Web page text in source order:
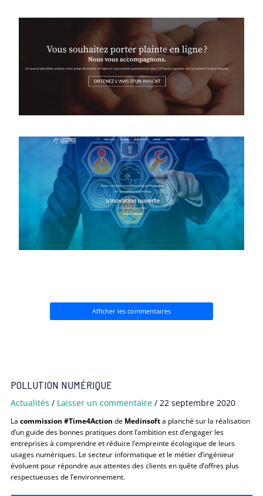
Afficher les commentaires
POLLUTION NUMÉRIQUE
Actualités / Laisser un commentaire /22 septembre 2020
Lacommission #Time4Action de Medinsofta planché sur la réalisation
d’un guide des bonnes pratiques dont l’ambition est d’engager les
entreprises à comprendre et réduire l’empreinte écologique de leurs
usages numériques. Le secteur informatique et le métier d’ingénieur
évoluent pour répondre aux attentes des clients en quête d’offres plus
respectueuses de l’environnement.